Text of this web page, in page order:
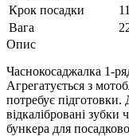
Крок посадки
Вага
Опис
Часнокосаджалка 1-
Агрегатується з
потребує підготовки.
відкалібровані
бункера для